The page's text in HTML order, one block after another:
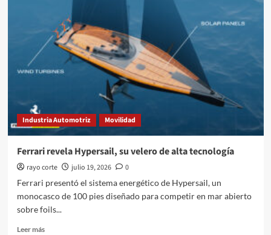
refugios
en
México
Industria Automotriz Movilidad
Ferrari revela Hypersail, su velero de alta tecnología
rayo corte julio 19, 2026
0
Ferrari presentó el sistema energético de Hypersail, un
monocasco de 100 pies diseñado para competir en mar abierto
sobre foils...
Leer másLeer